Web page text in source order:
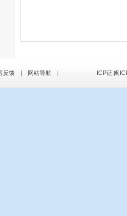
反馈 网站导航 ICP证:闽